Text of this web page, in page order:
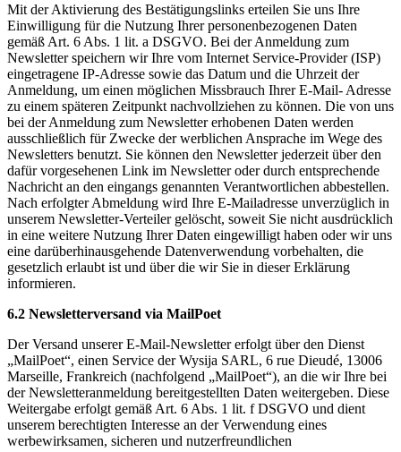
Mit der Aktivierung des Bestätigungslinks erteilen Sie uns Ihre
Einwilligung für die Nutzung Ihrer personenbezogenen Daten
gemäß Art. 6 Abs. 1 lit. a DSGVO. Bei der Anmeldung zum
Newsletter speichern wir Ihre vom Internet Service-Provider (ISP)
eingetragene IP-Adresse sowie das Datum und die Uhrzeit der
Anmeldung, um einen möglichen Missbrauch Ihrer E-Mail- Adresse
zu einem späteren Zeitpunkt nachvollziehen zu können. Die von uns
bei der Anmeldung zum Newsletter erhobenen Daten werden
ausschließlich für Zwecke der werblichen Ansprache im Wege des
Newsletters benutzt. Sie können den Newsletter jederzeit über den
dafür vorgesehenen Link im Newsletter oder durch entsprechende
Nachricht an den eingangs genannten Verantwortlichen abbestellen.
Nach erfolgter Abmeldung wird Ihre E-Mailadresse unverzüglich in
unserem Newsletter-Verteiler gelöscht, soweit Sie nicht ausdrücklich
in eine weitere Nutzung Ihrer Daten eingewilligt haben oder wir uns
eine darüberhinausgehende Datenverwendung vorbehalten, die
gesetzlich erlaubt ist und über die wir Sie in dieser Erklärung
informieren.
6.2 Newsletterversand via MailPoet
Der Versand unserer E-Mail-Newsletter erfolgt über den Dienst
„MailPoet“, einen Service der Wysija SARL, 6 rue Dieudé, 13006
Marseille, Frankreich (nachfolgend „MailPoet“), an die wir Ihre bei
der Newsletteranmeldung bereitgestellten Daten weitergeben. Diese
Weitergabe erfolgt gemäß Art. 6 Abs. 1 lit. f DSGVO und dient
unserem berechtigten Interesse an der Verwendung eines
werbewirksamen, sicheren und nutzerfreundlichen